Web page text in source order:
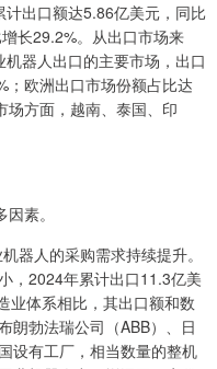
出口额达5.86亿美元，同比
长29.2%。从出口市场来
器人出口的主要市场，出口
欧洲出口市场份额占比达
场方面，越南、泰国、印
素。
器人的采购需求持续提升。
，2024年累计出口11.3亿美
业体系相比，其出口额和数
朗勃法瑞公司（ABB）、日
设有工厂，相当数量的整机